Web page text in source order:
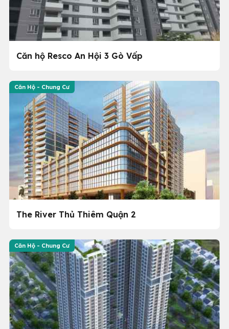
Căn hộ Resco An Hội 3 Gò Vấp
Căn Hộ - Chung Cư
The River Thủ Thiêm Quận 2
Căn Hộ - Chung Cư